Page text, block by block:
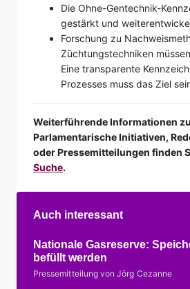
Die Ohne-Gentechnik-
gestärkt und
Forschung zu
Züchtungstechniken
Eine transparente
Prozesses muss das Ziel
Weiterführende Informationen
Parlamentarische Initiativen,
oder Pressemitteilungen finden
Suche.
Auch interessant
Nationale Gasreserve:
befüllt werden
Pressemitteilung von Jörg Cezanne